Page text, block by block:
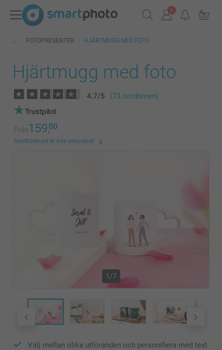
FOTOPRESENTER HJÄRTMUGG MED FOTO
Hjärtmugg med foto
4.7/5 (73 omdömen)
Från159,00
fraktkostnad är inte inkluderat
1/7
Välj mellan olika utföranden och personifiera med text